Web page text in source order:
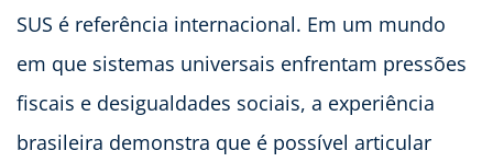
SUS é referência internacional. Em um mundo
em que sistemas universais enfrentam pressões
fiscais e desigualdades sociais, a experiência
brasileira demonstra que é possível articular